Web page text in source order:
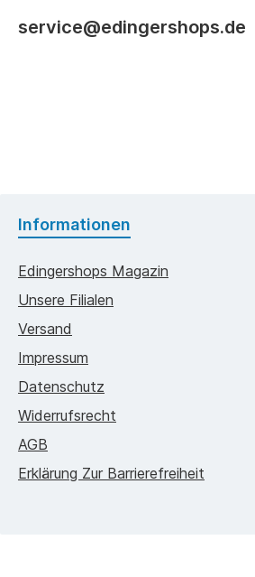
service@edingershops.de
Informationen
Edingershops Magazin
Unsere Filialen
Versand
Impressum
Datenschutz
Widerrufsrecht
AGB
Erklärung Zur Barrierefreiheit